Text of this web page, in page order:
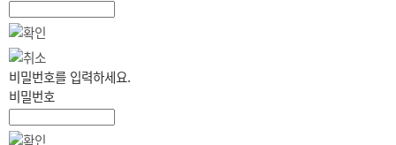
비밀번호를 입력하세요.
비밀번호